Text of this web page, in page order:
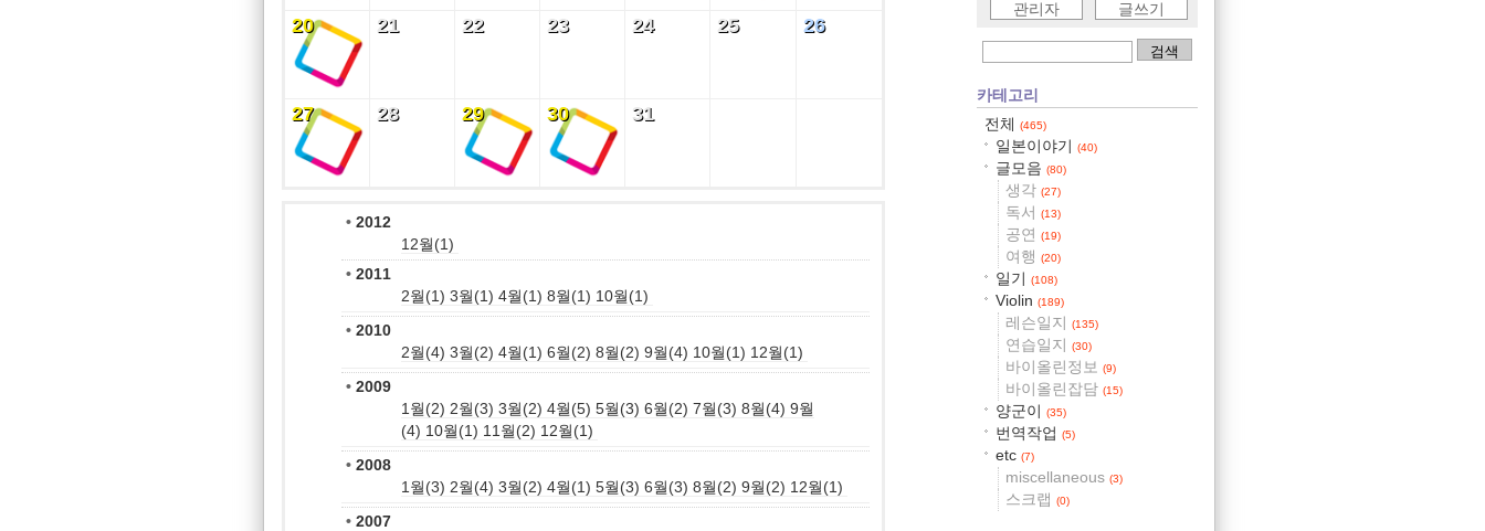
20
20 21
21 22
22 23
23 24
24 25
25 26
26
27
27 28
28 29
29 30
30 31
31
• 2012
12월(1)
• 2011
2월(1) 3월(1) 4월(1) 8월(1) 10월(1)
• 2010
2월(4) 3월(2) 4월(1) 6월(2) 8월(2) 9월(4) 10월(1) 12월(1)
• 2009
1월(2) 2월(3) 3월(2) 4월(5) 5월(3) 6월(2) 7월(3) 8월(4) 9월
(4) 10월(1) 11월(2) 12월(1)
• 2008
1월(3) 2월(4) 3월(2) 4월(1) 5월(3) 6월(3) 8월(2) 9월(2) 12월(1)
• 2007
관리자 글쓰기
카테고리
전체
(465)
일본이야기 (40)
글모음 (80)
생각 (27)
독서 (13)
공연 (19)
여행 (20)
일기 (108)
Violin (189)
레슨일지 (135)
연습일지 (30)
바이올린정보 (9)
바이올린잡담 (15)
양군이 (35)
번역작업 (5)
etc (7)
miscellaneous (3)
스크랩 (0)